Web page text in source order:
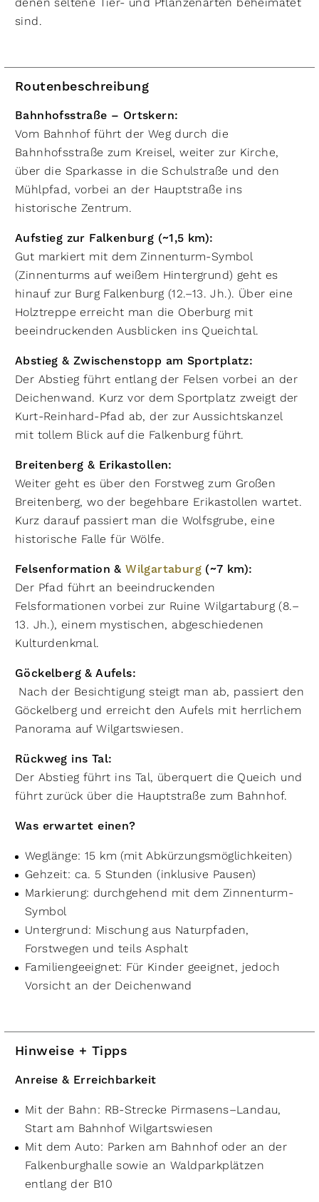
sind.
Routenbeschreibung
Bahnhofsstraße – Ortskern:
Vom Bahnhof führt der Weg durch die
Bahnhofsstraße zum Kreisel, weiter zur Kirche,
über die Sparkasse in die Schulstraße und den
Mühlpfad, vorbei an der Hauptstraße ins
historische Zentrum.
Aufstieg zur Falkenburg (~1,5 km):
Gut markiert mit dem Zinnenturm-Symbol
(Zinnenturms auf weißem Hintergrund) geht es
hinauf zur Burg Falkenburg (12.–13. Jh.). Über eine
Holztreppe erreicht man die Oberburg mit
beeindruckenden Ausblicken ins Queichtal.
Abstieg & Zwischenstopp am Sportplatz:
Der Abstieg führt entlang der Felsen vorbei an der
Deichenwand. Kurz vor dem Sportplatz zweigt der
Kurt-Reinhard-Pfad ab, der zur Aussichtskanzel
mit tollem Blick auf die Falkenburg führt.
Breitenberg & Erikastollen:
Weiter geht es über den Forstweg zum Großen
Breitenberg, wo der begehbare Erikastollen wartet.
Kurz darauf passiert man die Wolfsgrube, eine
historische Falle für Wölfe.
Felsenformation &Wilgartaburg (~7 km):
Der Pfad führt an beeindruckenden
Felsformationen vorbei zur Ruine Wilgartaburg (8.–
13. Jh.), einem mystischen, abgeschiedenen
Kulturdenkmal.
Göckelberg & Aufels:
Nach der Besichtigung steigt man ab, passiert den
Göckelberg und erreicht den Aufels mit herrlichem
Panorama auf Wilgartswiesen.
Rückweg ins Tal:
Der Abstieg führt ins Tal, überquert die Queich und
führt zurück über die Hauptstraße zum Bahnhof.
Was erwartet einen?
Weglänge: 15 km (mit Abkürzungsmöglichkeiten)
Gehzeit: ca. 5 Stunden (inklusive Pausen)
Markierung: durchgehend mit dem Zinnenturm-
Symbol
Untergrund: Mischung aus Naturpfaden,
Forstwegen und teils Asphalt
Familiengeeignet: Für Kinder geeignet, jedoch
Vorsicht an der Deichenwand
Hinweise + Tipps
Anreise & Erreichbarkeit
Mit der Bahn: RB-Strecke Pirmasens–Landau,
Start am Bahnhof Wilgartswiesen
Mit dem Auto: Parken am Bahnhof oder an der
Falkenburghalle sowie an Waldparkplätzen
entlang der B10